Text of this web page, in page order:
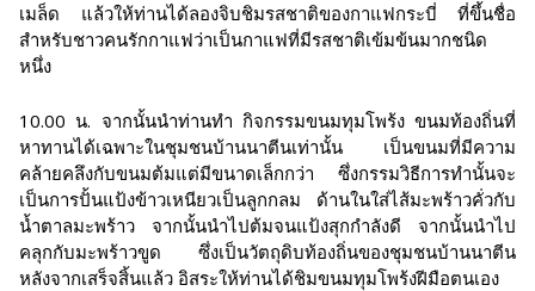
เมล็ด แล้วให้ท่านได้ลองจิบชิมรสชาติของกาแฟกระบี่ ที่ขึ้นชื่อ
สำหรับชาวคนรักกาแฟว่าเป็นกาแฟที่มีรสชาติเข้มข้นมากชนิด
หนึ่ง
10.00 น. จากนั้นนำท่านทำ กิจกรรมขนมทุมโพร้ง ขนมท้องถิ่นที่
หาทานได้เฉพาะในชุมชนบ้านนาตีนเท่านั้น เป็นขนมที่มีความ
คล้ายคลึงกับขนมต้มแต่มีขนาดเล็กกว่า ซึ่งกรรมวิธีการทำนั้นจะ
เป็นการปั้นแป้งข้าวเหนียวเป็นลูกกลม ด้านในใส่ไส้มะพร้าวคั่วกับ
น้ำตาลมะพร้าว จากนั้นนำไปต้มจนแป้งสุกกำลังดี จากนั้นนำไป
คลุกกับมะพร้าวขูด ซึ่งเป็นวัตถุดิบท้องถิ่นของชุมชนบ้านนาตีน
หลังจากเสร็จสิ้นแล้ว อิสระให้ท่านได้ชิมขนมทุมโพร้งฝีมือตนเอง